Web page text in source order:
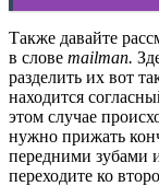
Также давайте
в слове mailman.
разделить их вот
находится
этом случае
нужно прижать
передними зубами
переходите ко